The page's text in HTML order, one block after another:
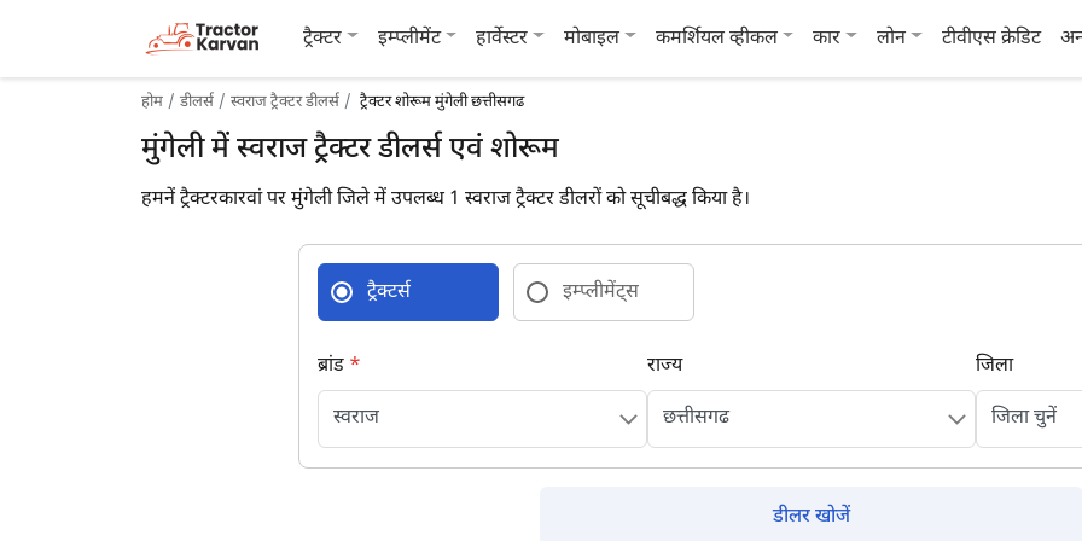
ट्रैक्टर इम्प्लीमेंट हार्वेस्टर मोबाइल कमर्शियल व्हीकल कार लोन टीवीएस क्रेडिट
होम डीलर्स स्वराज ट्रैक्टर डीलर्स ट्रैक्टर शोरूम मुंगेली छत्तीसगढ
मुंगेली में स्वराज ट्रैक्टर डीलर्स एवं शोरूम
हमनें ट्रैक्टरकारवां पर मुंगेली जिले में उपलब्ध 1 स्वराज ट्रैक्टर डीलरों को सूचीबद्ध किया है।
ट्रैक्टर्स इम्प्लीमेंट्स
ब्रांड * राज्य जिला
डीलर खोजें